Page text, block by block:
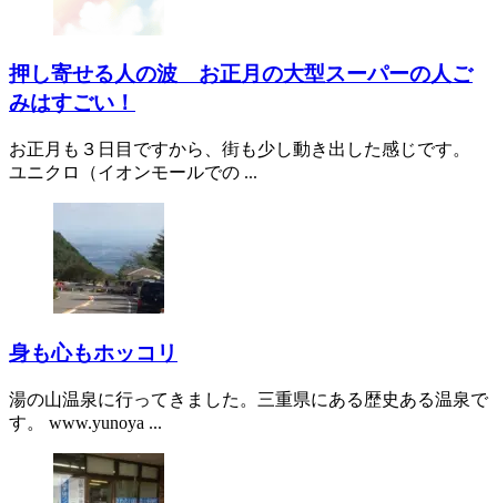
押し寄せる人の波 お正月の大型スーパーの人ご
みはすごい！
お正月も３日目ですから、街も少し動き出した感じです。
ユニクロ（イオンモールでの ...
身も心もホッコリ
湯の山温泉に行ってきました。三重県にある歴史ある温泉で
す。 www.yunoya ...